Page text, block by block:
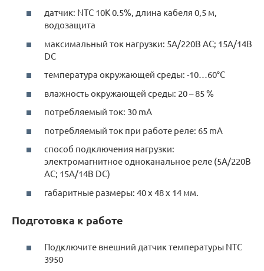
датчик: NTC 10K 0.5%, длина кабеля 0,5 м,
водозащита
максимальный ток нагрузки: 5A/220В AC; 15A/14В
DC
температура окружающей среды: -10…60°C
влажность окружающей среды: 20 – 85 %
потребляемый ток: 30 mA
потребляемый ток при работе реле: 65 mA
способ подключения нагрузки:
электромагнитное одноканальное реле (5A/220В
AC; 15A/14В DC)
габаритные размеры: 40 x 48 x 14 мм.
Подготовка к работе
Подключите внешний датчик температуры NTC
3950